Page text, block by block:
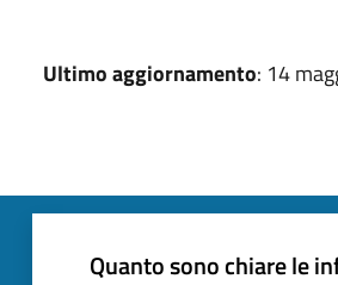
Ultimo aggiornamento: 14
Quanto sono chiare le